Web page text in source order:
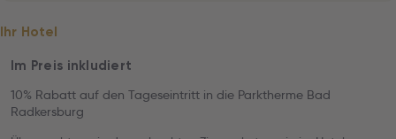
Ihr Hotel
Im Preis inkludiert
10% Rabatt auf den Tageseintritt in die Parktherme Bad
Radkersburg